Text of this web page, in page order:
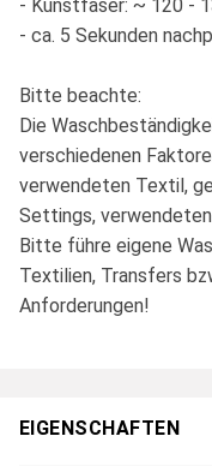
- Kunstfaser: ~ 120 -
- ca. 5 Sekunden
Bitte beachte:
Die
verschiedenen
verwendeten Textil,
Settings,
Bitte führe eigene
Textilien, Transfers
Anforderungen!
EIGENSCHAFTEN